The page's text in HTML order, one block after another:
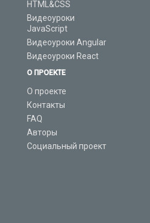
HTML&CSS
Видеоуроки
JavaScript
Видеоуроки Angular
Видеоуроки React
О ПРОЕКТЕ
О проекте
Контакты
FAQ
Авторы
Социальный проект